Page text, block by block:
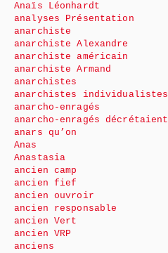
Anaïs Léonhardt
analyses Présentation
anarchiste
anarchiste Alexandre
anarchiste américain
anarchiste Armand
anarchistes
anarchistes individualistes
anarcho-enragés
anarcho-enragés décrétaient
anars qu’on
Anas
Anastasia
ancien camp
ancien fief
ancien ouvroir
ancien responsable
ancien Vert
ancien VRP
anciens